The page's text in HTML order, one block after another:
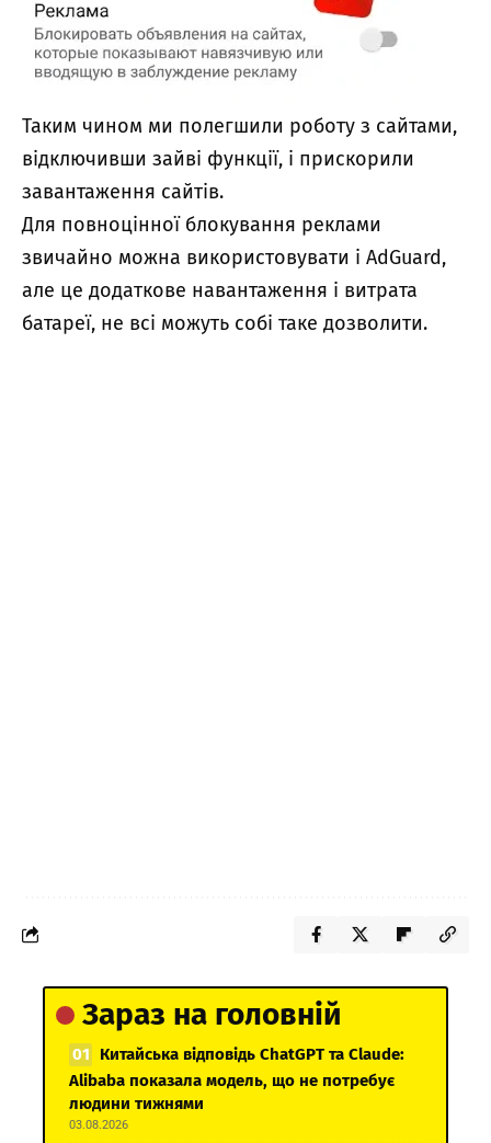
Таким чином ми полегшили роботу з сайтами,
відключивши зайві функції, і прискорили
завантаження сайтів.
Для повноцінної блокування реклами
звичайно можна використовувати і AdGuard,
але це додаткове навантаження і витрата
батареї, не всі можуть собі таке дозволити.
Зараз на головній
Китайська відповідь ChatGPT та Claude:
Alibaba показала модель, що не потребує
людини тижнями
03.08.2026